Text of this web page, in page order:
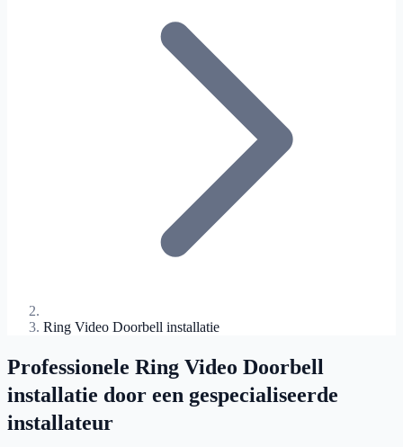
Ring Video Doorbell installatie
Professionele Ring Video Doorbell
installatie door een gespecialiseerde
installateur